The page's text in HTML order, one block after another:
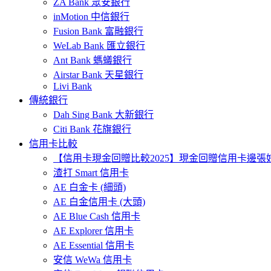
ZA Bank 眾安銀行
inMotion 中信銀行
Fusion Bank 富融銀行
WeLab Bank 匯立銀行
Ant Bank 螞蟻銀行
Airstar Bank 天星銀行
Livi Bank
傳統銀行
Dah Sing Bank 大新銀行
Citi Bank 花旗銀行
信用卡比較
【信用卡現金回贈比較2025】現金回贈信用卡邊
渣打 Smart 信用卡
AE 白金卡 (細頭)
AE 白金信用卡 (大頭)
AE Blue Cash 信用卡
AE Explorer 信用卡
AE Essential 信用卡
安信 WeWa 信用卡